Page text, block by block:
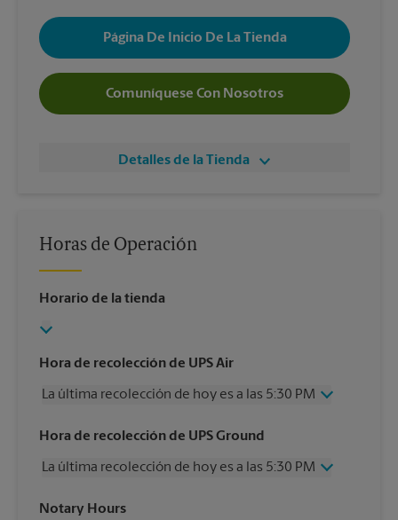
Página De Inicio De La Tienda
Comuníquese Con Nosotros
Detalles de la Tienda
Horas de Operación
Horario de la tienda
Hora de recolección de UPS Air
La última recolección de hoy es a las 5:30 PM
Miércoles
5:30 PM
Viernes
5:30 PM
Domingo
Hora de recolección de UPS Ground
La última recolección de hoy es a las 5:30 PM
Miércoles
Notary Hours